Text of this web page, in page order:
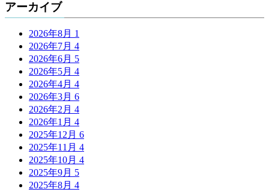
アーカイブ
2026年8月 1
2026年7月 4
2026年6月 5
2026年5月 4
2026年4月 4
2026年3月 6
2026年2月 4
2026年1月 4
2025年12月 6
2025年11月 4
2025年10月 4
2025年9月 5
2025年8月 4